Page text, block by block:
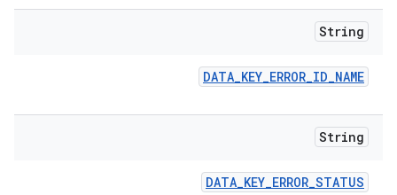
String
DATA_KEY_ERROR_ID_NAME
String
DATA_KEY_ERROR_STATUS